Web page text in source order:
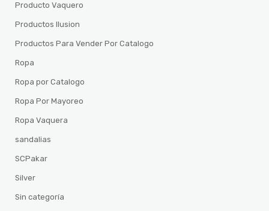
Producto Vaquero
Productos Ilusion
Productos Para Vender Por Catalogo
Ropa
Ropa por Catalogo
Ropa Por Mayoreo
Ropa Vaquera
sandalias
SCPakar
Silver
Sin categoría